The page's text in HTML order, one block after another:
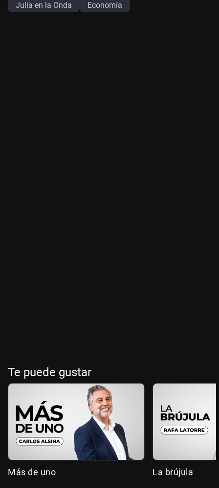
Julia en la Onda Economía
Te puede gustar
Más de uno La brújula